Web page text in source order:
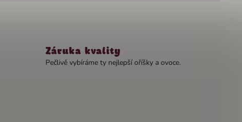
Záruka kvality
Pečlivě vybíráme ty nejlepší oříšky a ovoce.